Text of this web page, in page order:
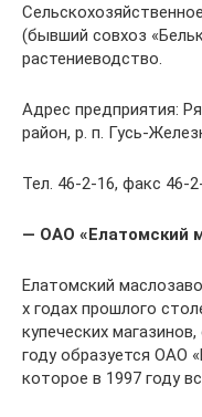
(бывший совхоз
растениеводство.
Адрес предприятия:
район, р. п. Гусь-
Тел. 46-2-16, факс 46-
— ОАО «Елатомский
Елатомский
х годах прошлого
купеческих
году образуется ОАО
которое в 1997 году